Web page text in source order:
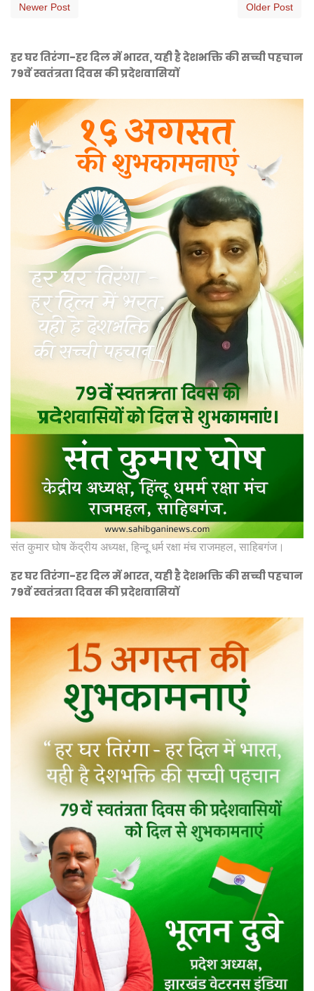
Newer Post Older Post
हर घर तिरंगा-हर दिल में भारत, यही है देशभक्ति की सच्ची पहचान
79वें स्वतंत्रता दिवस की प्रदेशवासियों
संत कुमार घोष केंद्रीय अध्यक्ष, हिन्दू धर्म रक्षा मंच राजमहल, साहिबगंज।
हर घर तिरंगा-हर दिल में भारत, यही है देशभक्ति की सच्ची पहचान
79वें स्वतंत्रता दिवस की प्रदेशवासियों